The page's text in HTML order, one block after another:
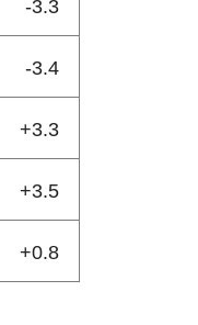
-3.3
-3.4
+3.3
+3.5
+0.8